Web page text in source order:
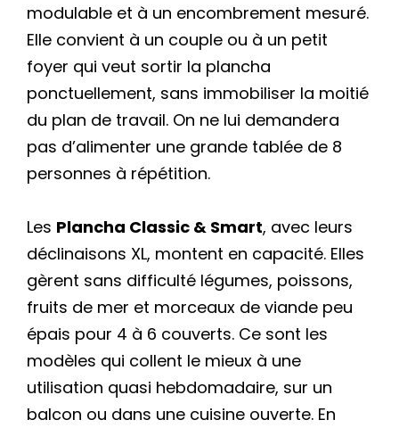
modulable et à un encombrement mesuré.
Elle convient à un couple ou à un petit
foyer qui veut sortir la plancha
ponctuellement, sans immobiliser la moitié
du plan de travail. On ne lui demandera
pas d’alimenter une grande tablée de 8
personnes à répétition.
Les Plancha Classic & Smart, avec leurs
déclinaisons XL, montent en capacité. Elles
gèrent sans difficulté légumes, poissons,
fruits de mer et morceaux de viande peu
épais pour 4 à 6 couverts. Ce sont les
modèles qui collent le mieux à une
utilisation quasi hebdomadaire, sur un
balcon ou dans une cuisine ouverte. En